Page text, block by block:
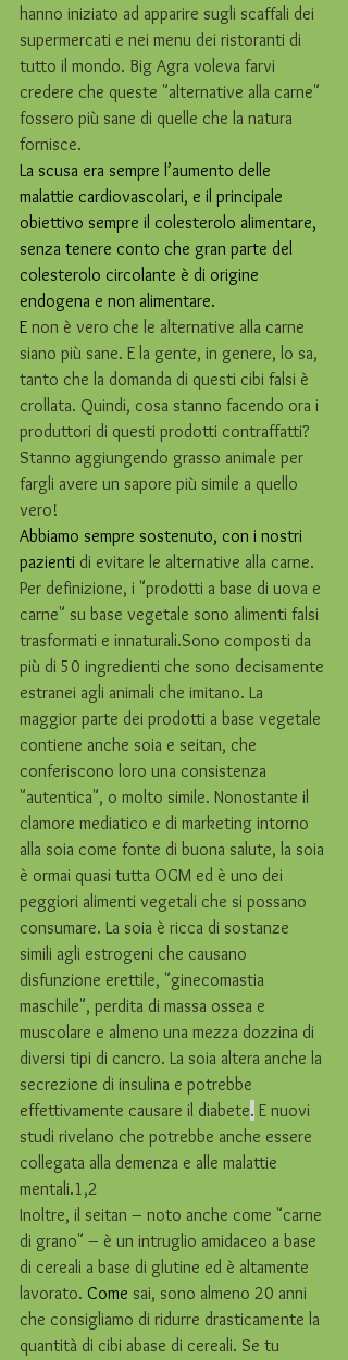
hanno iniziato ad apparire sugli scaffali dei
supermercati e nei menu dei ristoranti di
tutto il mondo. Big Agra voleva farvi
credere che queste "alternative alla carne"
fossero più sane di quelle che la natura
fornisce.
La scusa era sempre l’aumento delle
malattie cardiovascolari, e il principale
obiettivo sempre il colesterolo alimentare,
senza tenere conto che gran parte del
colesterolo circolante è di origine
endogena e non alimentare.
E non è vero che le alternative alla carne
siano più sane. E la gente, in genere, lo sa,
tanto che la domanda di questi cibi falsi è
crollata. Quindi, cosa stanno facendo ora i
produttori di questi prodotti contraffatti?
Stanno aggiungendo grasso animale per
fargli avere un sapore più simile a quello
vero!
Abbiamo sempre sostenuto, con i nostri
pazienti di evitare le alternative alla carne.
Per definizione, i "prodotti a base di uova e
carne" su base vegetale sono alimenti falsi
trasformati e innaturali.Sono composti da
più di 50 ingredienti che sono decisamente
estranei agli animali che imitano. La
maggior parte dei prodotti a base vegetale
contiene anche soia e seitan, che
conferiscono loro una consistenza
"autentica", o molto simile. Nonostante il
clamore mediatico e di marketing intorno
alla soia come fonte di buona salute, la soia
è ormai quasi tutta OGM ed è uno dei
peggiori alimenti vegetali che si possano
consumare. La soia è ricca di sostanze
simili agli estrogeni che causano
disfunzione erettile, "ginecomastia
maschile", perdita di massa ossea e
muscolare e almeno una mezza dozzina di
diversi tipi di cancro. La soia altera anche la
secrezione di insulina e potrebbe
effettivamente causare il diabete. E nuovi
studi rivelano che potrebbe anche essere
collegata alla demenza e alle malattie
mentali.1,2
Inoltre, il seitan – noto anche come "carne
di grano" – è un intruglio amidaceo a base
di cereali a base di glutine ed è altamente
lavorato. Come sai, sono almeno 20 anni
che consigliamo di ridurre drasticamente la
quantità di cibi abase di cereali. Se tu